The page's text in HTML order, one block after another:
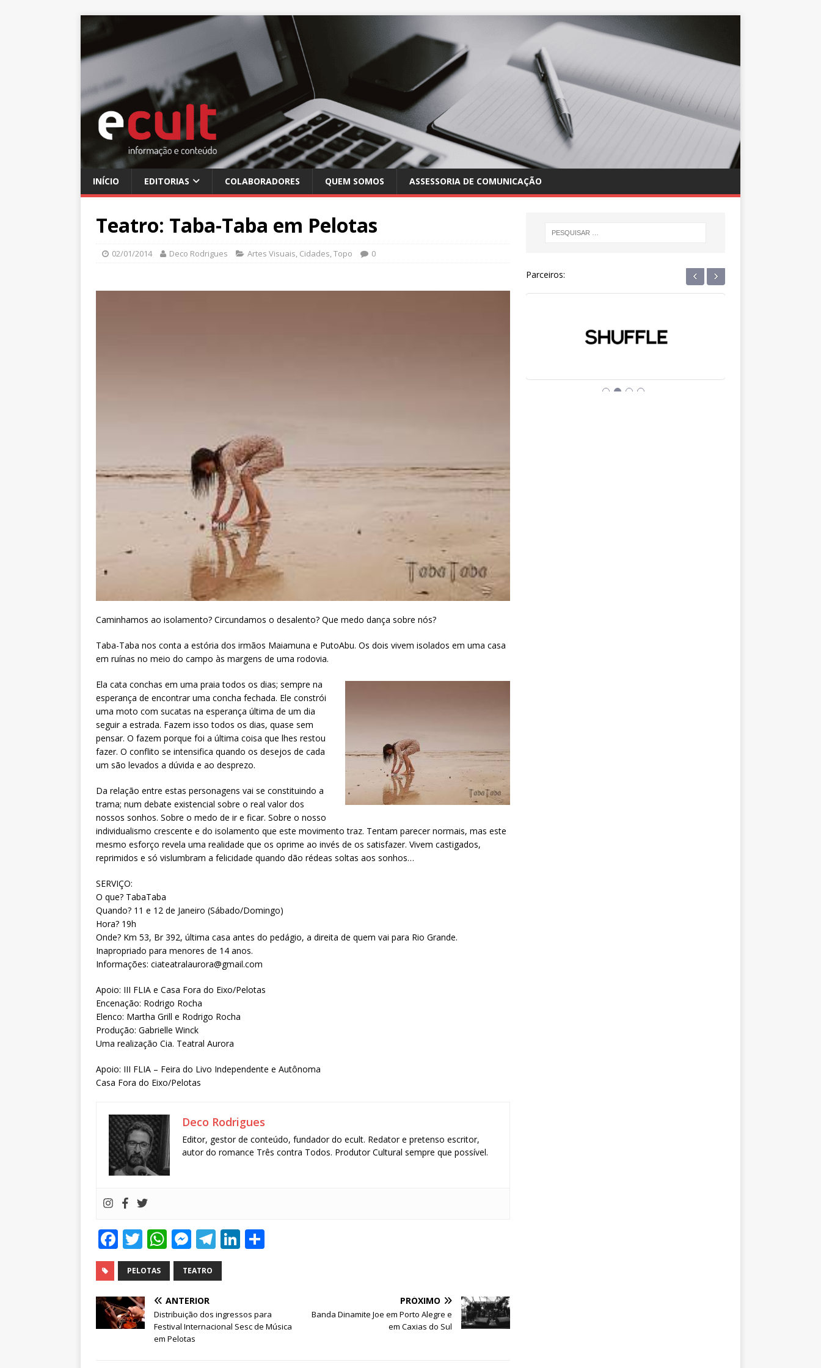
INÍCIO EDITORIAS COLABORADORES QUEM SOMOS ASSESSORIA DE COMUNICAÇÃO
Teatro: Taba-Taba em Pelotas
02/01/2014 Deco Rodrigues Artes Visuais Cidades Topo 0
Caminhamos ao isolamento? Circundamos o desalento? Que medo dança sobre nós?
Taba-Taba nos conta a estória dos irmãos Maiamuna e PutoAbu. Os dois vivem isolados em uma casa
em ruínas no meio do campo às margens de uma rodovia.
Ela cata conchas em uma praia todos os dias; sempre na
esperança de encontrar uma concha fechada. Ele constrói
uma moto com sucatas na esperança última de um dia
seguir a estrada. Fazem isso todos os dias, quase sem
pensar. O fazem porque foi a última coisa que lhes restou
fazer. O conflito se intensifica quando os desejos de cada
um são levados a dúvida e ao desprezo.
Da relação entre estas personagens vai se constituindo a
trama; num debate existencial sobre o real valor dos
nossos sonhos. Sobre o medo de ir e ficar. Sobre o nosso
individualismo crescente e do isolamento que este movimento traz. Tentam parecer normais, mas este
mesmo esforço revela uma realidade que os oprime ao invés de os satisfazer. Vivem castigados,
reprimidos e só vislumbram a felicidade quando dão rédeas soltas aos sonhos…
SERVIÇO:
O que? TabaTaba
Quando? 11 e 12 de Janeiro (Sábado/Domingo)
Hora? 19h
Onde? Km 53, Br 392, última casa antes do pedágio, a direita de quem vai para Rio Grande.
Inapropriado para menores de 14 anos.
Informações: ciateatralaurora@gmail.com
Apoio: III FLIA e Casa Fora do Eixo/Pelotas
Encenação: Rodrigo Rocha
Elenco: Martha Grill e Rodrigo Rocha
Produção: Gabrielle Winck
Uma realização Cia. Teatral Aurora
Apoio: III FLIA – Feira do Livo Independente e Autônoma
Casa Fora do Eixo/Pelotas
Deco Rodrigues
Editor, gestor de conteúdo, fundador do ecult. Redator e pretenso escritor,
autor do romance Três contra Todos. Produtor Cultural sempre que possível.
F
a
c
e
b
o
T
w
it
te
r
W
h
at
s
A
p
M
e
ss
e
n
g
T
el
e
ra
m
Li
dI
n
PELOTAS TEATRO
ANTERIOR
Distribuição dos ingressos para
Festival Internacional Sesc de Música
em Pelotas
PRÓXIMO
Banda Dinamite Joe em Porto Alegre e
em Caxias do Sul
Parceiros: ‹ ›